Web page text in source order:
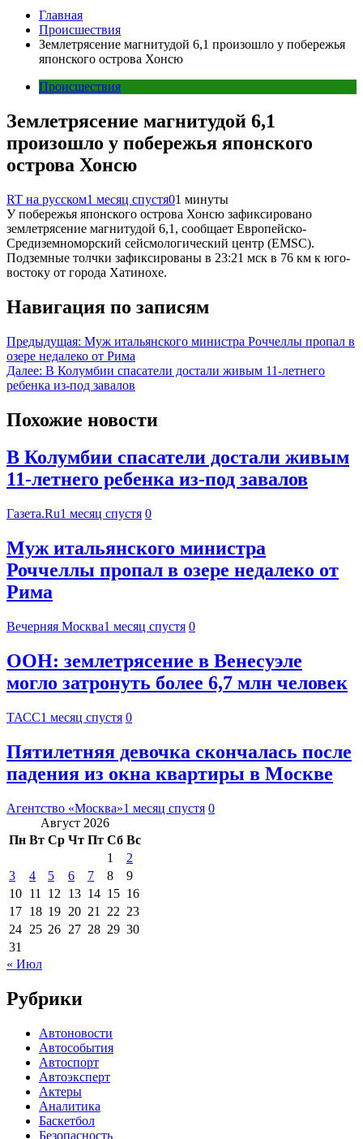
Главная
Происшествия
Землетрясение магнитудой 6,1 произошло у побережья
японского острова Хонсю
Происшествия
Землетрясение магнитудой 6,1
произошло у побережья японского
острова Хонсю
RT на русском1 месяц спустя01 минуты
У побережья японского острова Хонсю зафиксировано
землетрясение магнитудой 6,1, сообщает Европейско-
Средиземноморский сейсмологический центр (EMSC).
Подземные толчки зафиксированы в 23:21 мск в 76 км к юго-
востоку от города Хатинохе.
Навигация по записям
Предыдущая: Муж итальянского министра Роччеллы пропал в
озере недалеко от Рима
Далее: В Колумбии спасатели достали живым 11-летнего
ребенка из-под завалов
Похожие новости
В Колумбии спасатели достали живым
11-летнего ребенка из-под завалов
Газета.Ru1 месяц спустя 0
Муж итальянского министра
Роччеллы пропал в озере недалеко от
Рима
Вечерняя Москва1 месяц спустя 0
ООН: землетрясение в Венесуэле
могло затронуть более 6,7 млн человек
ТАСС1 месяц спустя 0
Пятилетняя девочка скончалась после
падения из окна квартиры в Москве
Агентство «Москва»1 месяц спустя 0
Август 2026
Пн Вт Ср Чт Пт Сб Вс
1
2
3
4 5 6 7 8
9
10 11 12 13 14 15 16
17 18 19 20 21 22 23
24 25 26 27 28 29 30
31
« Июл
Рубрики
Автоновости
Автособытия
Автоспорт
Автоэксперт
Актеры
Аналитика
Баскетбол
Безопасность